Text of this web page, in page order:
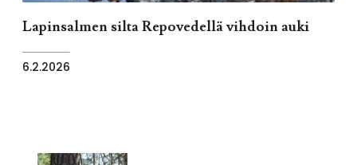
Lapinsalmen silta Repovedellä vihdoin auki
6.2.2026